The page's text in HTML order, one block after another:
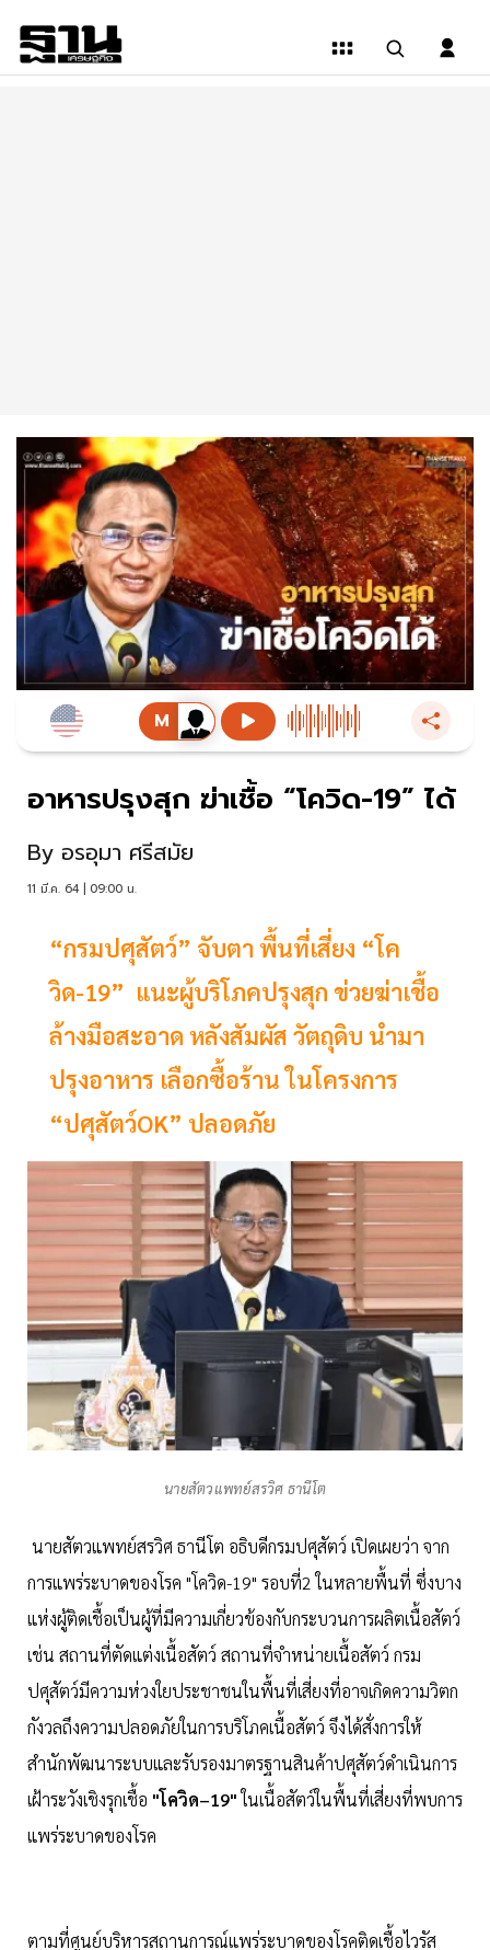
อาหารปรุงสุก ฆ่าเชื้อ “โควิด-19” ได้
By อรอุมา ศรีสมัย
11 มี.ค. 64 | 09:00 น.
“กรมปศุสัตว์” จับตา พื้นที่เสี่ยง “โค
วิด-19” แนะผู้บริโภคปรุงสุก ข่วยฆ่าเชื้อ
ล้างมือสะอาด หลังสัมผัส วัตถุดิบ นำมา
ปรุงอาหาร เลือกซื้อร้าน ในโครงการ
“ปศุสัตว์OK” ปลอดภัย
นายสัตวแพทย์สรวิศ ธานีโต
นายสัตวแพทย์สรวิศ ธานีโต อธิบดีกรมปศุสัตว์ เปิดเผยว่า จาก
การแพร่ระบาดของโรค "โควิด-19" รอบที่2 ในหลายพื้นที่ ซึ่งบาง
แห่งผู้ติดเชื้อเป็นผู้ที่มีความเกี่ยวข้องกับกระบวนการผลิตเนื้อสัตว์
เช่น สถานที่ตัดแต่งเนื้อสัตว์ สถานที่จำหน่ายเนื้อสัตว์ กรม
ปศุสัตว์มีความห่วงใยประชาชนในพื้นที่เสี่ยงที่อาจเกิดความวิตก
กังวลถึงความปลอดภัยในการบริโภคเนื้อสัตว์ จึงได้สั่งการให้
สำนักพัฒนาระบบและรับรองมาตรฐานสินค้าปศุสัตว์ดำเนินการ
เฝ้าระวังเชิงรุกเชื้อ "โควิด–19"ในเนื้อสัตว์ในพื้นที่เสี่ยงที่พบการ
แพร่ระบาดของโรค
ตามที่ศูนย์บริหารสถานการณ์แพร่ระบาดของโรคติดเชื้อไวรัส